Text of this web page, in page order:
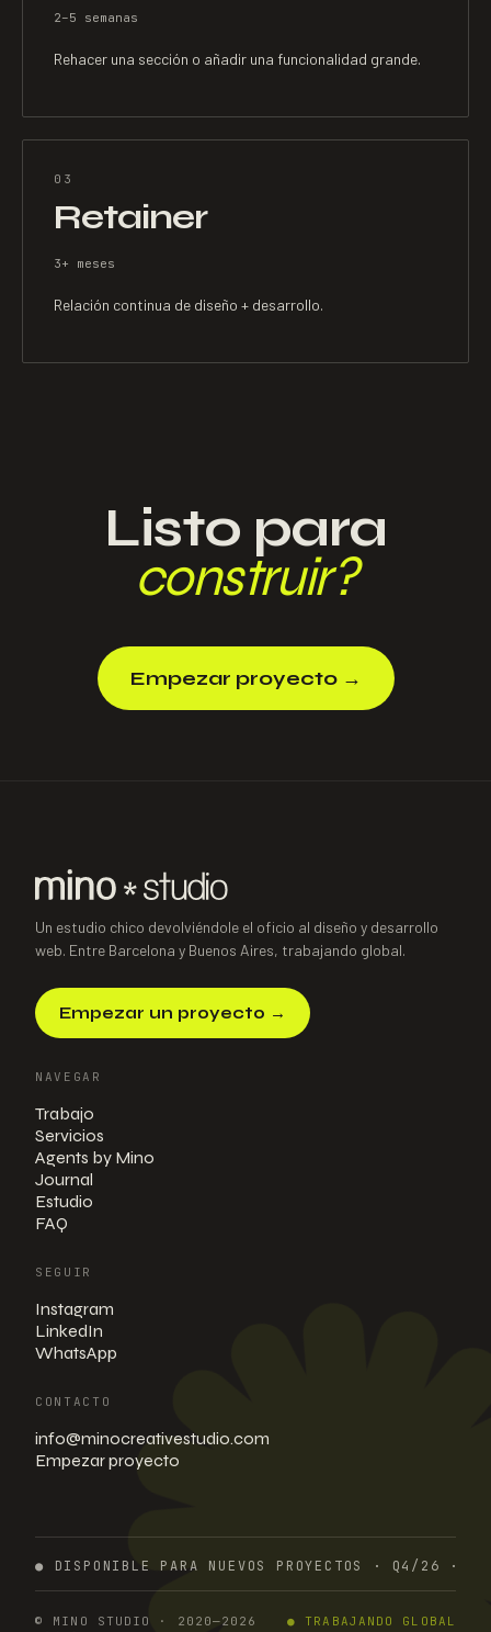
2–5 semanas
Rehacer una sección o añadir una funcionalidad grande.
03
Retainer
3+ meses
Relación continua de diseño + desarrollo.
Listo para
construir?
Empezar proyecto→
Un estudio chico devolviéndole el oficio al diseño y desarrollo
web. Entre Barcelona y Buenos Aires, trabajando global.
Empezar un proyecto →
NAVEGAR
Trabajo
Servicios
Agents by Mino
Journal
Estudio
FAQ
SEGUIR
Instagram
LinkedIn
WhatsApp
CONTACTO
info@minocreativestudio.com
Empezar proyecto
● DISPONIBLE PARA NUEVOS PROYECTOS · Q4/26 ·
© MINO STUDIO · 2020—2026 ● TRABAJANDO GLOBAL